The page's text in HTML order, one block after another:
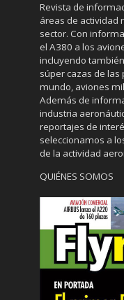
Revista de
áreas de actividad
sector. Con
el A380 a los
incluyendo
súper cazas de
mundo, aviones
Además de
industria
reportajes de
seleccionamos a
de la actividad
QUIÉNES SOMOS